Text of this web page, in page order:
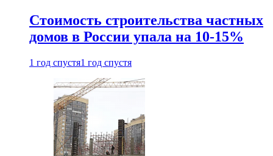
Стоимость строительства частных
домов в России упала на 10-15%
1 год спустя1 год спустя